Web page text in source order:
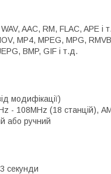
AAC, RM, FLAC, APE і
MP4, MPEG, MPG,
BMP, GIF і т.д.
модифікації)
- 108MHz (18 станцій),
або ручний
секунди